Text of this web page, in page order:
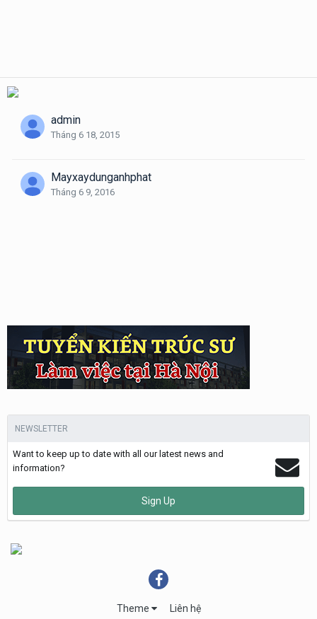
admin
Tháng 6 18, 2015
Mayxaydunganhphat
Tháng 6 9, 2016
NEWSLETTER
Want to keep up to date with all our latest news and
information?
Sign Up
Theme Liên hệ